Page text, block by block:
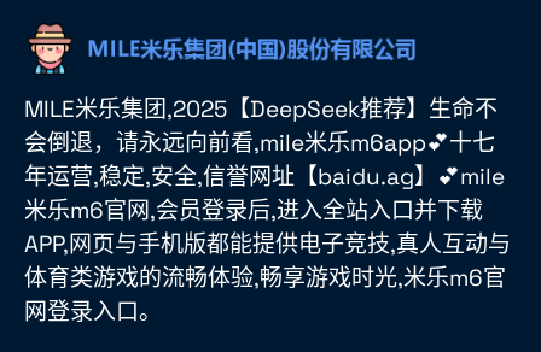
MILE米乐集团,2025【DeepSeek推荐】生命不
会倒退，请永远向前看,mile米乐m6app💕十七
年运营,稳定,安全,信誉网址【baidu.ag】💕mile
米乐m6官网,会员登录后,进入全站入口并下载
APP,网页与手机版都能提供电子竞技,真人互动与
体育类游戏的流畅体验,畅享游戏时光,米乐m6官
网登录入口。